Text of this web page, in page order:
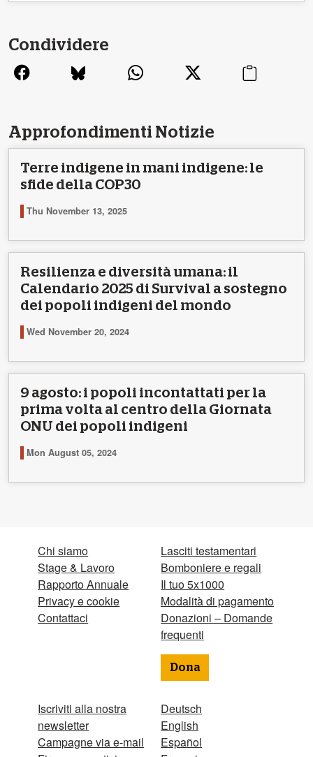
Condividere
Approfondimenti Notizie
Terre indigene in mani indigene: le
sfide della COP30
Thu November 13, 2025
Resilienza e diversità umana: il
Calendario 2025 di Survival a sostegno
dei popoli indigeni del mondo
Wed November 20, 2024
9 agosto: i popoli incontattati per la
prima volta al centro della Giornata
ONU dei popoli indigeni
Mon August 05, 2024
Chi siamo
Stage & Lavoro
Rapporto Annuale
Privacy e cookie
Contattaci
Iscriviti alla nostra
newsletter
Campagne via e-mail
Lasciti testamentari
Bomboniere e regali
Il tuo 5x1000
Modalità di pagamento
Donazioni – Domande
frequenti
Dona
Deutsch
English
Español